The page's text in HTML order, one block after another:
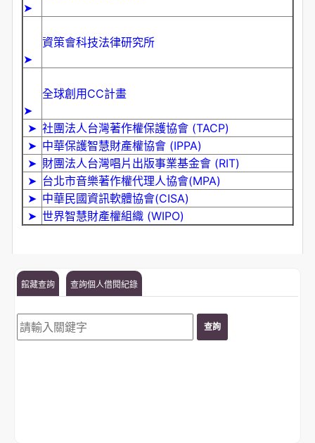
➤
➤
資策會科技法律研究所
➤
全球創用CC計畫
➤ 社團法人台灣著作權保護協會 (TACP)
➤ 中華保護智慧財產權協會 (IPPA)
➤ 財團法人台灣唱片出版事業基金會 (RIT)
➤ 台北市音樂著作權代理人協會(MPA)
➤ 中華民國資訊軟體協會(CISA)
➤ 世界智慧財產權組織 (WIPO)
館藏查詢 查詢個人借閱紀錄